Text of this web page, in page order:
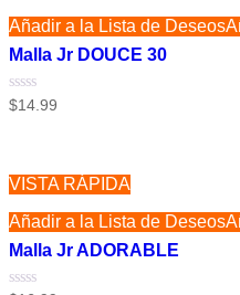
Añadir a la Lista de Deseos
Malla Jr DOUCE 30
Valorado
$14.99
VISTA RÁPIDA
Añadir a la Lista de Deseos
Malla Jr ADORABLE